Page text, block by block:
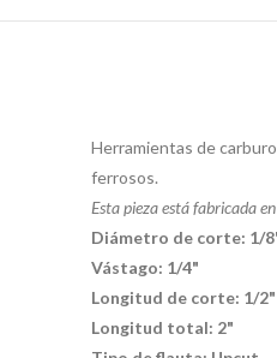
Herramientas de
ferrosos.
Esta pieza está fabricada
Diámetro de corte: 1/
Vástago: 1/4"
Longitud de corte: 1/2"
Longitud total: 2"